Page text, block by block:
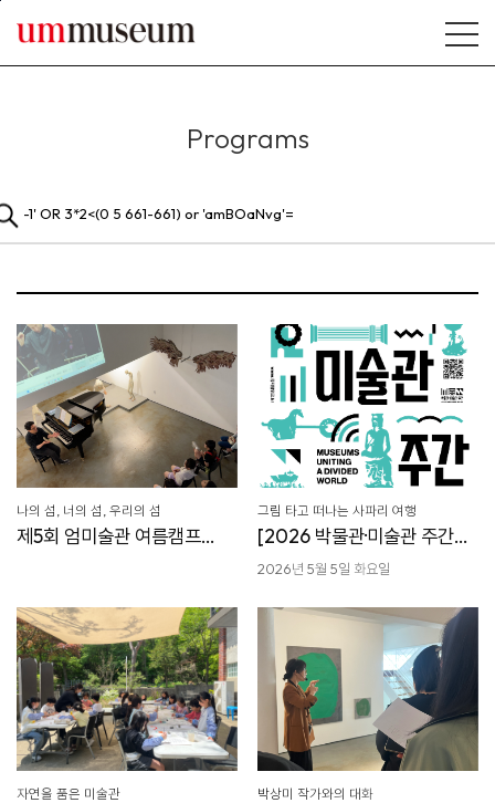
Programs
나의 섬, 너의 섬, 우리의 섬
제5회 엄미술관 여름캠프
그림 타고 떠나는 사파리 여행
[2026 박물관·미술관 주간
체험 프로그램 안내]
2026년 5월 5일 화요일
자연을 품은 미술관 박상미 작가와의 대화